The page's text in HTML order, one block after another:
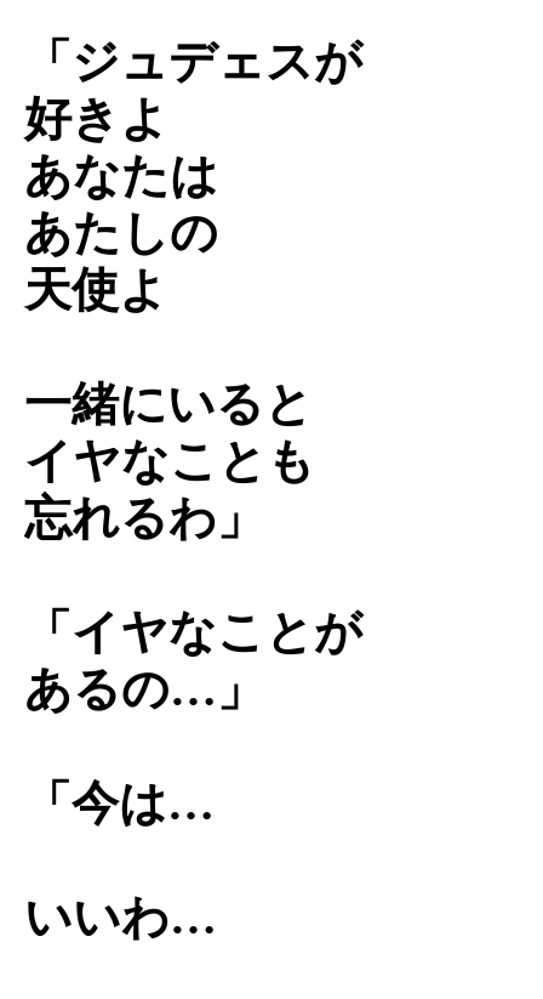
「ジュデェスが
好きよ
あなたは
あたしの
天使よ
一緒にいると
イヤなことも
忘れるわ」
「イヤなことが
あるの…」
「今は…
いいわ…